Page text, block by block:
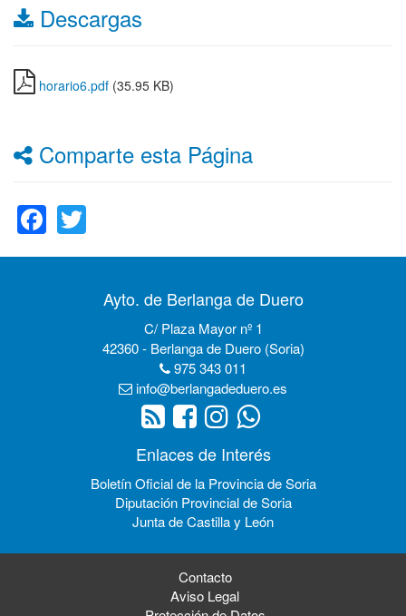
Descargas
horario6.pdf (35.95 KB)
Comparte esta Página
Facebook
Ayto. de Berlanga de Duero
C/ Plaza Mayor nº 1
42360 - Berlanga de Duero (Soria)
975 343 011
info@berlangadeduero.es
Enlaces de Interés
Boletín Oficial de la Provincia de Soria
Diputación Provincial de Soria
Junta de Castilla y León
Contacto
Aviso Legal